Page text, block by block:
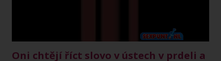
Oni chtějí říct slovo v ústech v prdeli a